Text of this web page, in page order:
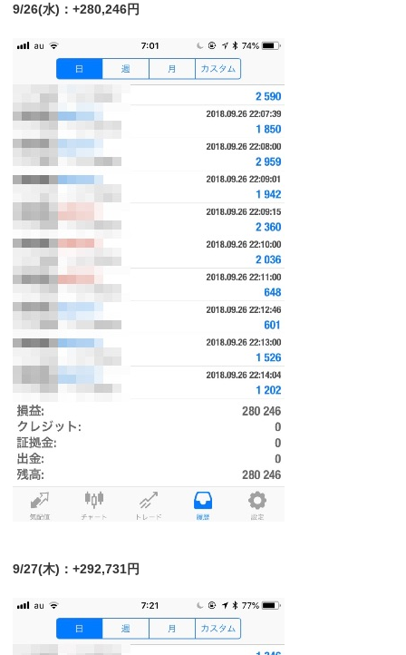
9/26(水)：+280,246円
9/27(木)：+292,731円